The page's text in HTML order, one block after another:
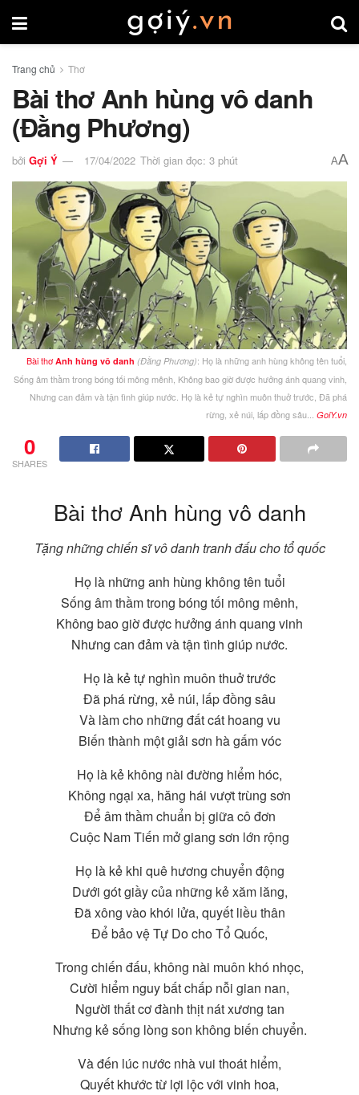
Trang chủ Thơ
Bài thơ Anh hùng vô danh
(Đằng Phương)
bởi Gợi Ý 17/04/2022 Thời gian đọc: 3 phút AA
Bài thơAnh hùng vô danh (Đằng Phương): Họ là những anh hùng không tên tuổi,
Sống âm thầm trong bóng tối mông mênh, Không bao giờ được hưởng ánh quang vinh,
Nhưng can đảm và tận tình giúp nước. Họ là kẻ tự nghìn muôn thuở trước, Ðã phá
rừng, xẻ núi, lấp đồng sâu... GoiY.vn
0
SHARES
Bài thơ Anh hùng vô danh
Tặng những chiến sĩ vô danh tranh đấu cho tổ quốc
Họ là những anh hùng không tên tuổi
Sống âm thầm trong bóng tối mông mênh,
Không bao giờ được hưởng ánh quang vinh
Nhưng can đảm và tận tình giúp nước.
Họ là kẻ tự nghìn muôn thuở trước
Ðã phá rừng, xẻ núi, lấp đồng sâu
Và làm cho những đất cát hoang vu
Biến thành một giải sơn hà gấm vóc
Họ là kẻ không nài đường hiểm hóc,
Không ngại xa, hăng hái vượt trùng sơn
Ðể âm thầm chuẩn bị giữa cô đơn
Cuộc Nam Tiến mở giang sơn lớn rộng
Họ là kẻ khi quê hương chuyển động
Dưới gót giầy của những kẻ xăm lăng,
Ðã xông vào khói lửa, quyết liều thân
Ðể bảo vệ Tự Do cho Tổ Quốc,
Trong chiến đấu, không nài muôn khó nhọc,
Cười hiểm nguy bất chấp nỗi gian nan,
Người thất cơ đành thịt nát xương tan
Nhưng kẻ sống lòng son không biến chuyển.
Và đến lúc nước nhà vui thoát hiểm,
Quyết khước từ lợi lộc với vinh hoa,